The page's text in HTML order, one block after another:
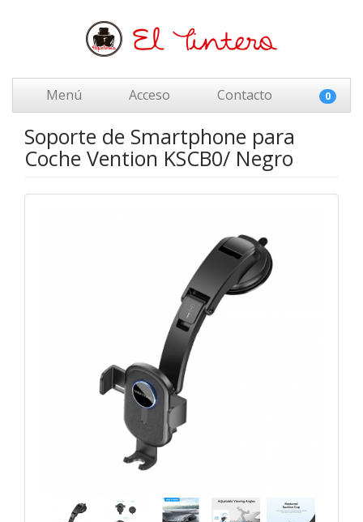
Menú Acceso Contacto 0
Soporte de Smartphone para
Coche Vention KSCB0/ Negro